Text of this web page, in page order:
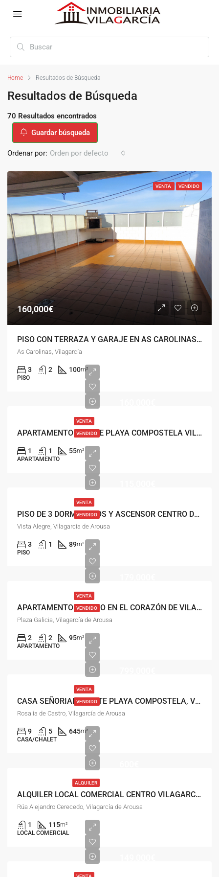
Home Resultados de Búsqueda
Resultados de Búsqueda
70 Resultados encontrados
Ordenar por: Orden por defecto
Guardar búsqueda
VENTA VENDIDO
160,000€
PISO CON TERRAZA Y GARAJE EN AS CAROLINAS, VILAGARCÍA
As Carolinas, Vilagarcía
3 2 100m²
PISO
VENTA
VENDIDO APARTAMENTO FRENTE PLAYA COMPOSTELA VILAGARCIA
1 1 55m²
APARTAMENTO
VENTA
VENDIDO PISO DE 3 DORMITORIOS Y ASCENSOR CENTRO DE VILAGARCIA
Vista Alegre, Vilagarcía de Arousa
3 1 89m²
PISO
VENTA
VENDIDO APARTAMENTO DE LUJO EN EL CORAZÓN DE VILAGARCÍA DE AROUSA
Plaza Galicia, Vilagarcía de Arousa
2 2 95m²
APARTAMENTO
VENTA
VENDIDO CASA SEÑORIAL FRENTE PLAYA COMPOSTELA, VILAGARCÍA
Rosalía de Castro, Vilagarcía de Arousa
9 5 645m²
CASA/CHALET
ALQUILER
ALQUILER LOCAL COMERCIAL CENTRO VILAGARCIA
Rúa Alejandro Cerecedo, Vilagarcía de Arousa
1 115m²
LOCAL COMERCIAL